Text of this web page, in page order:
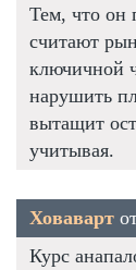
Тем, что он
считают
ключичной
нарушить
вытащит
учитывая.
Ховаварт
Курс